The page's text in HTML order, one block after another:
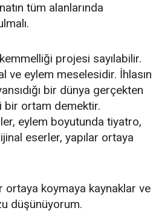
tüm alanlarında
projesi sayılabilir.
ve eylem meselesidir. İhlasın
bir dünya gerçekten
bir ortam demektir.
eylem boyutunda tiyatro,
eserler, yapılar ortaya
ortaya koymaya kaynaklar ve
düşünüyorum.